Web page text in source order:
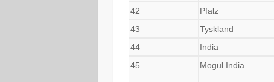
42
Pfalz
43
Tyskland
44
India
45
Mogul India